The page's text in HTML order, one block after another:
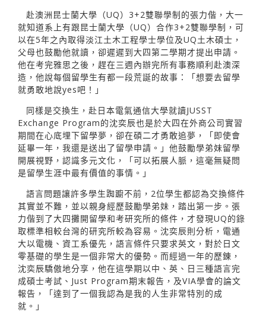
赴澳洲昆士蘭大學（UQ）3+2雙聯學制的張力偕，大一
就知道系上有跟昆士蘭大學（UQ）合作3+2雙聯學制，可
以在5年之內取得淡江土木工程學士學位及UQ土木碩士，
父母也鼓勵他就讀，卻遲遲到大四第二學期才提出申請。
他在考完雅思之後，趕在三週內辦完所有事務順利赴澳深
造，他說每個留學生有都一段荒誕的故事：「想要去留學
就勇敢地說yes吧！」
同樣是交換生，赴日本電氣通信大學就讀JUSST
Exchange Program的沈奕辰也是於大四在外商公司實習
期間在心底埋下留學夢，卻在碩二才勇敢追夢，「即使會
延畢一年，我還是送出了留學申請。」他鼓勵學弟妹留學
開展視野，認識多元文化，「可以拓展人脈，這毫無疑問
是留學生涯中最有價值的事情。」
語言問題讓許多學生踟躕不前，2位學生都認為交換條件
其實並不難，並以親身經歷鼓勵學弟妹，踏出第一步。張
力偕到了大四攤開留學和考研究所的條件，才發現UQ的錄
取標準相較台灣的研究所較為容易。沈奕辰則分析，電通
大以電機、資工系優先，語言條件只要求英文，對於日文
零基礎的學生是一個非常大的優勢。而經過一年的歷錬，
沈奕辰驕傲地分享，他在這學期以中、英、日三種語言完
成碩士考試、Just Program期末報告，及VIA學會的論文
報告，「達到了一個我認為是我的人生非常特別的成
就。」